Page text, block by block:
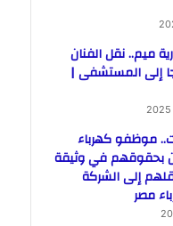
ميم.. نقل الفنان
إلى المستشفى |
موظفو كهرباء
بحقوقهم في وثيقة
إلى الشركة
مصر